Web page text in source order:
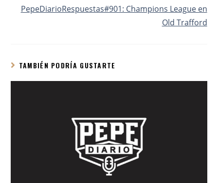
PepeDiarioRespuestas#901: Champions League en
Old Trafford
TAMBIÉN PODRÍA GUSTARTE